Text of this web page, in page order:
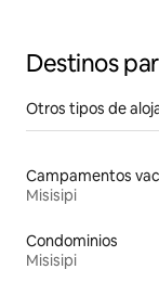
Destinos
Otros tipos de
Campamentos
Misisipi
Condominios
Misisipi